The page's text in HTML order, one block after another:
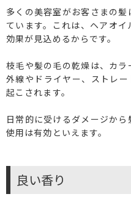
多くの美容室がお客さまの
ています。これは、ヘアオ
効果が見込めるからです。
枝毛や髪の毛の乾燥は、カ
外線やドライヤー、ストレ
起こされます。
日常的に受けるダメージか
使用は有効といえます。
良い香り